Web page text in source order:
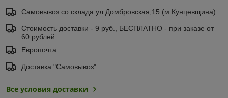
Самовывоз со склада.ул.Домбровская,15 (м.Кунцевщина)
Стоимость доставки - 9 руб., БЕСПЛАТНО - при заказе от
60 рублей.
Европочта
Доставка "Самовывоз"
Все условия доставки